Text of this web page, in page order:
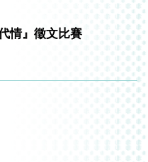
情』徵文比賽